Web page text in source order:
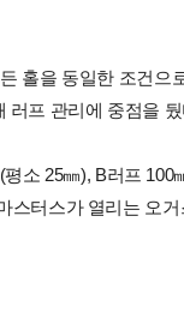
홀을 동일한 조건으
러프 관리에 중점을
소 25㎜), B러프
스터스가 열리는 오